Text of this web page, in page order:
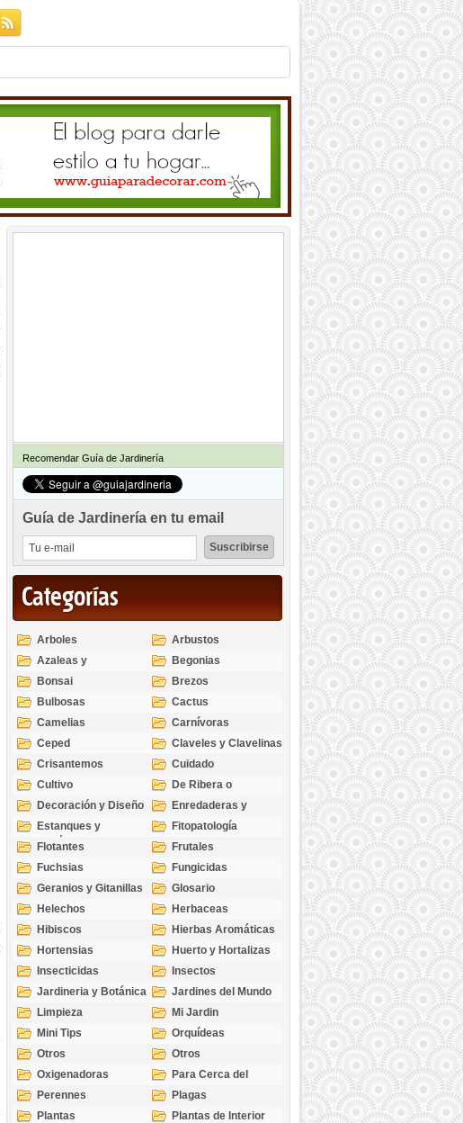
Recomendar Guía de Jardinería
Guía de Jardinería en tu email
Categorías
Arboles
Arbustos
Azaleas y
Rododendros
Begonias
Bonsai
Brezos
Bulbosas
Cactus
Camelias
Carnívoras
Ceped
Claveles y Clavelinas
Crisantemos
Cuidado
Cultivo
De Ribera o
Palustres
Decoración y Diseño
Enredaderas y
cubresuelos
Estanques y
Acuáticas
Fitopatología
Flotantes
Frutales
Fuchsias
Fungicidas
Geranios y Gitanillas
Glosario
Helechos
Herbaceas
Hibiscos
Hierbas Aromáticas
Hortensias
Huerto y Hortalizas
Insecticidas
Insectos
Jardineria y Botánica
Jardines del Mundo
Limpieza
Mi Jardin
Mini Tips
Orquídeas
Otros
Otros
Oxigenadoras
Para Cerca del
Estanque
Perennes
Plagas
Plantas
Plantas de Interior